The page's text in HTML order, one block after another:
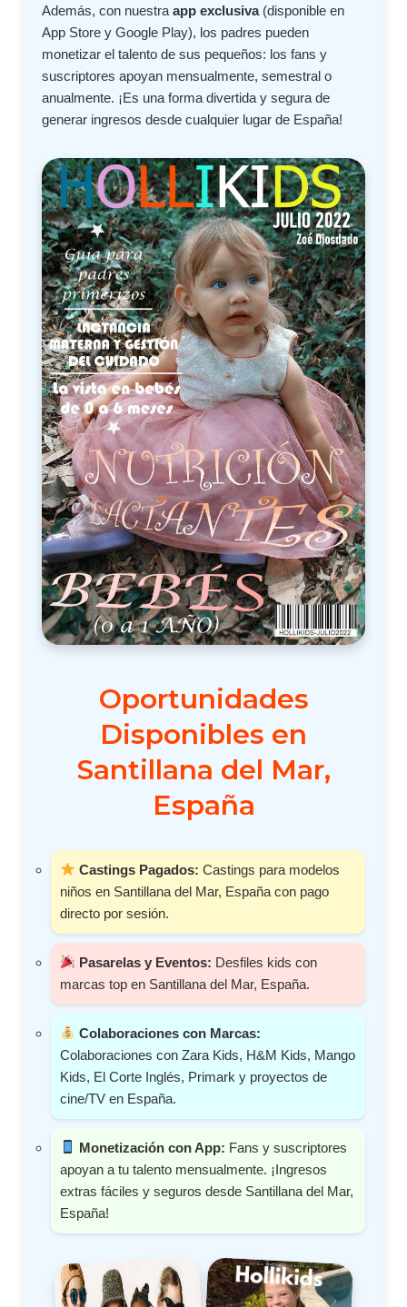
Además, con nuestraapp exclusiva(disponible en
App Store y Google Play), los padres pueden
monetizar el talento de sus pequeños: los fans y
suscriptores apoyan mensualmente, semestral o
anualmente. ¡Es una forma divertida y segura de
generar ingresos desde cualquier lugar de España!
Oportunidades
Disponibles en
Santillana del Mar,
España
Castings Pagados: Castings para modelos
niños en Santillana del Mar, España con pago
directo por sesión.
Pasarelas y Eventos: Desfiles kids con
marcas top en Santillana del Mar, España.
Colaboraciones con Marcas:
Colaboraciones con Zara Kids, H&M Kids, Mango
Kids, El Corte Inglés, Primark y proyectos de
cine/TV en España.
Monetización con App: Fans y suscriptores
apoyan a tu talento mensualmente. ¡Ingresos
extras fáciles y seguros desde Santillana del Mar,
España!